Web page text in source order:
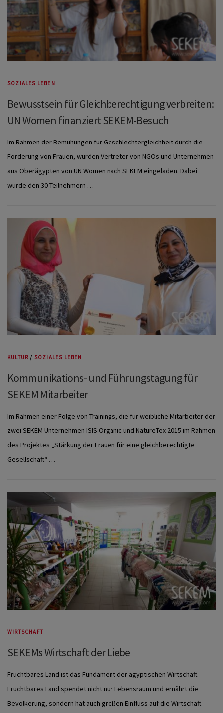
SOZIALES LEBEN
Bewusstsein für Gleichberechtigung verbreiten:
UN Women finanziert SEKEM-Besuch
Im Rahmen der Bemühungen für Geschlechtergleichheit durch die
Förderung von Frauen, wurden Vertreter von NGOs und Unternehmen
aus Oberägypten von UN Women nach SEKEM eingeladen. Dabei
wurde den 30 Teilnehmern …
KULTUR / SOZIALES LEBEN
Kommunikations- und Führungstagung für
SEKEM Mitarbeiter
Im Rahmen einer Folge von Trainings, die für weibliche Mitarbeiter der
zwei SEKEM Unternehmen ISIS Organic und NatureTex 2015 im Rahmen
des Projektes „Stärkung der Frauen für eine gleichberechtigte
Gesellschaft“ …
WIRTSCHAFT
SEKEMs Wirtschaft der Liebe
Fruchtbares Land ist das Fundament der ägyptischen Wirtschaft.
Fruchtbares Land spendet nicht nur Lebensraum und ernährt die
Bevölkerung, sondern hat auch großen Einfluss auf die Wirtschaft